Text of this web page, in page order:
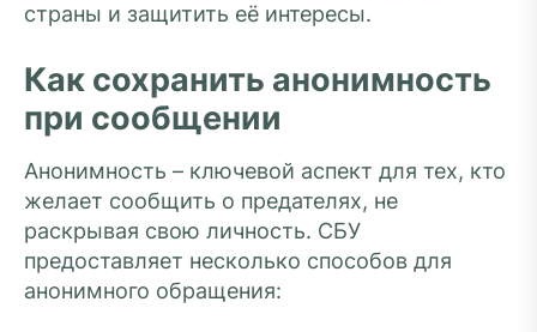
страны и защитить её интересы.
Как сохранить анонимность
при сообщении
Анонимность – ключевой аспект для тех, кто
желает сообщить о предателях, не
раскрывая свою личность. СБУ
предоставляет несколько способов для
анонимного обращения: